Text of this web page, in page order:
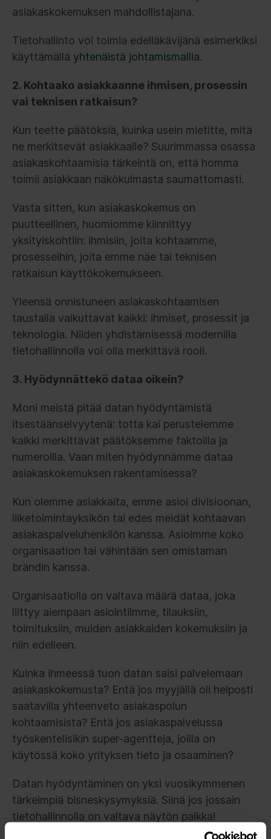
asiakaskokemuksen mahdollistajana.
Tietohallinto voi toimia edelläkävijänä esimerkiksi
käyttämällä yhtenäistä johtamismallia.
2. Kohtaako asiakkaanne ihmisen, prosessin
vai teknisen ratkaisun?
Kun teette päätöksiä, kuinka usein mietitte, mitä
ne merkitsevät asiakkaalle? Suurimmassa osassa
asiakaskohtaamisia tärkeintä on, että homma
toimii asiakkaan näkökulmasta saumattomasti.
Vasta sitten, kun asiakaskokemus on
puutteellinen, huomiomme kiinnittyy
yksityiskohtiin: ihmisiin, joita kohtaamme,
prosesseihin, joita emme näe tai teknisen
ratkaisun käyttökokemukseen.
Yleensä onnistuneen asiakaskohtaamisen
taustalla vaikuttavat kaikki: ihmiset, prosessit ja
teknologia. Niiden yhdistämisessä modernilla
tietohallinnolla voi olla merkittävä rooli.
3. Hyödynnättekö dataa oikein?
Moni meistä pitää datan hyödyntämistä
itsestäänselvyytenä: totta kai perustelemme
kaikki merkittävät päätöksemme faktoilla ja
numeroilla. Vaan miten hyödynnämme dataa
asiakaskokemuksen rakentamisessa?
Kun olemme asiakkaita, emme asioi divisioonan,
liiketoimintayksikön tai edes meidät kohtaavan
asiakaspalveluhenkilön kanssa. Asioimme koko
organisaation tai vähintään sen omistaman
brändin kanssa.
Organisaatiolla on valtava määrä dataa, joka
liittyy aiempaan asiointiimme, tilauksiin,
toimituksiin, muiden asiakkaiden kokemuksiin ja
niin edelleen.
Kuinka ihmeessä tuon datan saisi palvelemaan
asiakaskokemusta? Entä jos myyjällä oli helposti
saatavilla yhteenveto asiakaspolun
kohtaamisista? Entä jos asiakaspalvelussa
työskentelisikin super-agentteja, joilla on
käytössä koko yrityksen tieto ja osaaminen?
Datan hyödyntäminen on yksi vuosikymmenen
tärkeimpiä bisneskysymyksiä. Siinä jos jossain
tietohallinnolla on valtava näytön paikka!